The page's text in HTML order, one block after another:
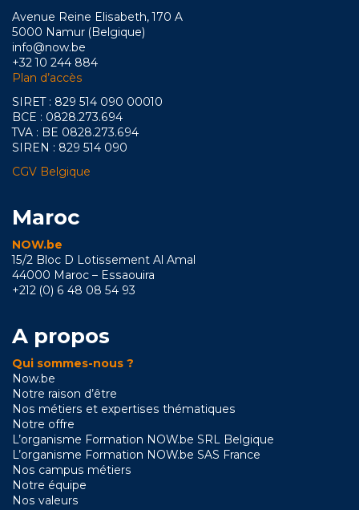
Avenue Reine Elisabeth, 170 A
5000 Namur (Belgique)
info@now.be
+32 10 244 884
Plan d’accès
SIRET : 829 514 090 00010
BCE : 0828.273.694
TVA : BE 0828.273.694
SIREN : 829 514 090
CGV Belgique
Maroc
NOW.be
15/2 Bloc D Lotissement Al Amal
44000 Maroc – Essaouira
+212 (0) 6 48 08 54 93
A propos
Qui sommes-nous ?
Now.be
Notre raison d’être
Nos métiers et expertises thématiques
Notre offre
L’organisme Formation NOW.be SRL Belgique
L’organisme Formation NOW.be SAS France
Nos campus métiers
Notre équipe
Nos valeurs